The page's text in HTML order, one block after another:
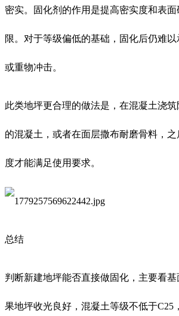
密实。固化剂的作用是提高密实度和表
限。对于等级偏低的基础，固化后仍难
或重物冲击。
此类地坪更合理的做法是，在混凝土浇
的混凝土，或者在面层撒布耐磨骨料，
度才能满足使用要求。
总结
判断新建地坪能否直接做固化，主要看
果地坪收光良好，混凝土等级不低于C25